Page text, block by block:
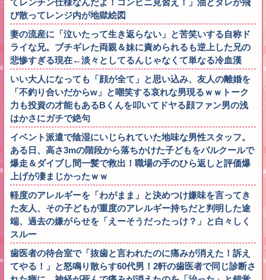
てレンチン仕様なんだよ！コンビニ見習え！」油とタレが飛
び散ってレンジ内が地獄絵図
妻の流産に「泣いたって生き返らない」と苦笑いする自称ド
ライな兄。ブチギレた両親＆妹に責められるも逆上した兄の
悲惨すぎる現在←淡々としてるんじゃなくて単なる冷血漢
いい大人になっても「顔が全て」と思い込み、友人の離婚を
「不釣り合いだからw」と嘲笑する哀れな男現るｗｗトーク
力も投資の才能もあるBくんを叩いてドヤる顔ファン男の浅
はかさにガチで絶句
イベント派遣で陰湿にいじられていた地味な男性スタッフ。
ある日、高さ3mの階段から落ちかけた子どもをパルクールで
爆走＆ダイブし間一髪で救出！職場の手のひら返しと評価爆
上げが凄まじかったｗｗ
軽度のアレルギーを「わがまま」と決めつけ嫌味を言ってき
た友人、その子どもが重度のアレルギー持ちだと判明した途
端、過去の嫌がらせを「えーそうだったっけ？」と白々しく
スルー
歯医者の待合室で「抜歯と言われたのに痛みが消えた！訴え
てやる！」と怒鳴り散らす60代男！2軒の歯医者で同じ診断さ